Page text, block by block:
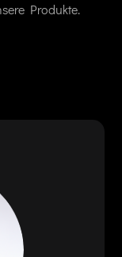
Produkte.